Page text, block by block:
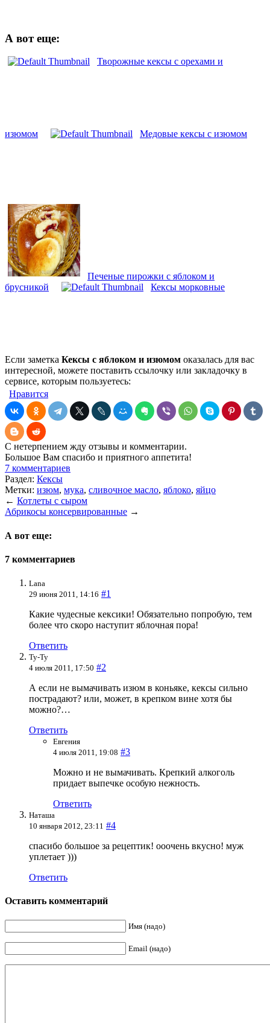
А вот еще:
Творожные кексы с орехами и
изюмом Медовые кексы с изюмом
Печеные пирожки с яблоком и
брусникой
Кексы морковные
Если заметка Кексы с яблоком и изюмом оказалась для вас
интересной, можете поставить ссылочку или закладочку в
сервисе, которым пользуетесь:
Нравится
С нетерпением жду отзывы и комментарии.
Большое Вам спасибо и приятного аппетита!
7 комментариев
Раздел: Кексы
Метки: изюм, мука, сливочное масло, яблоко, яйцо
← Котлеты с сыром
Абрикосы консервированные →
А вот еще:
7 комментариев
Lana
29 июня 2011, 14:16 #1
Какие чудесные кексики! Обязательно попробую, тем
более что скоро наступит яблочная пора!
Ответить
Ту-Ту
4 июля 2011, 17:50 #2
А если не вымачивать изюм в коньяке, кексы сильно
пострадают? или, может, в крепком вине хотя бы
можно?…
Ответить
Евгения
4 июля 2011, 19:08 #3
Можно и не вымачивать. Крепкий алкоголь
придает выпечке особую нежность.
Ответить
Наташа
10 января 2012, 23:11 #4
спасибо большое за рецептик! ооочень вкусно! муж
уплетает )))
Ответить
Оставить комментарий
Имя (надо)
Email (надо)